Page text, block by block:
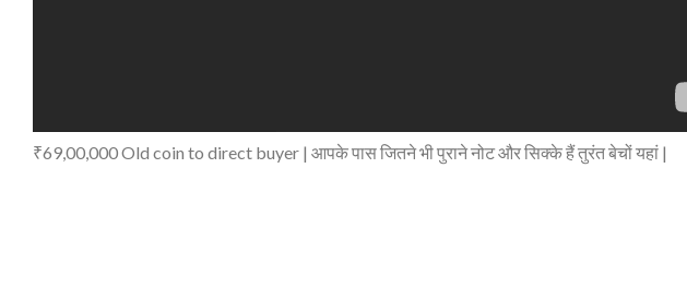
₹69,00,000 Old coin to direct buyer | आपके पास जितने भी पुराने नोट और सिक्के हैं तुरंत बेचों यहां |